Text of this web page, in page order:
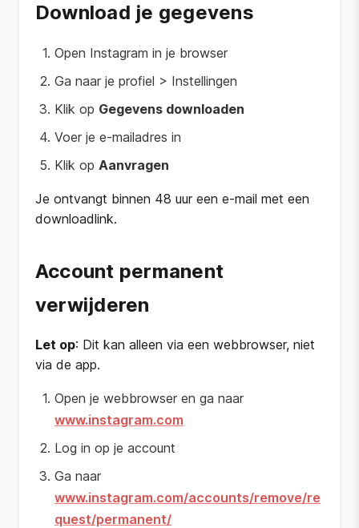
Download je gegevens
Open Instagram in je browser
Ga naar je profiel > Instellingen
Klik op Gegevens downloaden
Voer je e-mailadres in
Klik op Aanvragen
Je ontvangt binnen 48 uur een e-mail met een
downloadlink.
Account permanent
verwijderen
Let op: Dit kan alleen via een webbrowser, niet
via de app.
Open je webbrowser en ga naar
www.instagram.com
Log in op je account
Ga naar
www.instagram.com/accounts/remove/re
quest/permanent/